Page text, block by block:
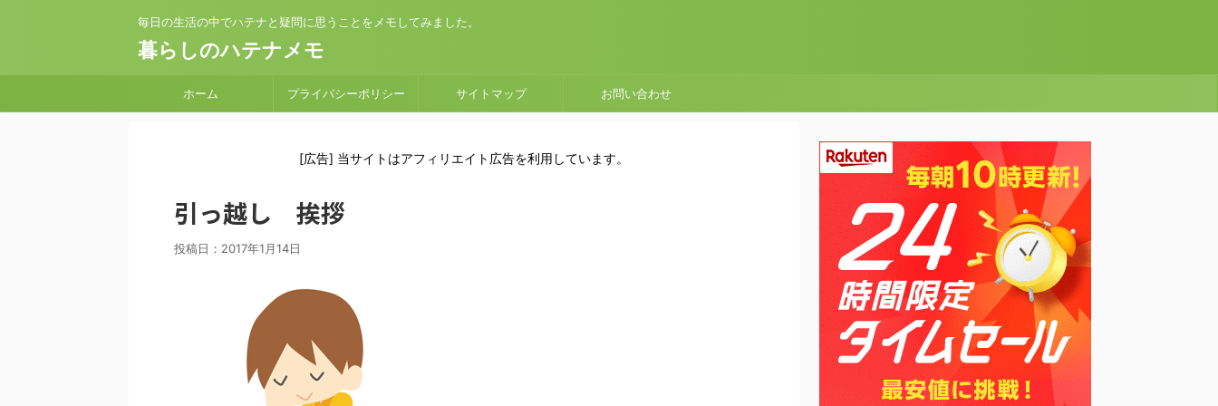
毎日の生活の中でハテナと疑問に思うことをメモしてみました。
暮らしのハテナメモ
ホーム プライバシーポリシー サイトマップ お問い合わせ
[広告] 当サイトはアフィリエイト広告を利用しています。
引っ越し 挨拶
投稿日： 2017年1月14日